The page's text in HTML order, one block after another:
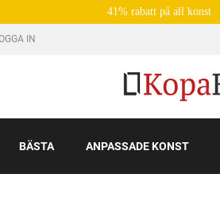
41% rabatt på all konst
IN
BÄSTA ANPASSADE KONST